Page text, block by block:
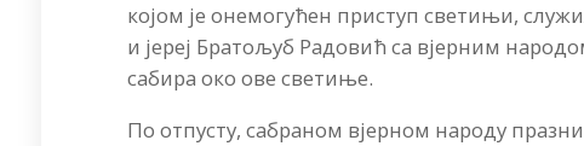
којом је онемогућен приступ светињи,
и јереј Братољуб Радовић са вјерним
сабира око ове светиње.
По отпусту, сабраном вјерном народу